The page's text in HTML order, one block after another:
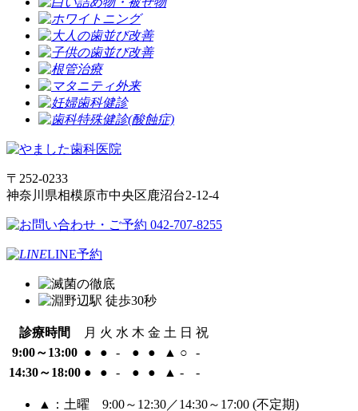
〒252-0233
神奈川県相模原市中央区鹿沼台2-12-4
LINE予約
診療時間 月 火 水 木 金 土 日 祝
9:00～13:00 ● ● - ● ● ▲ ○
-
14:30～18:00 ● ● - ● ● ▲ - -
▲：土曜 9:00～12:30／14:30～17:00 (不定期)